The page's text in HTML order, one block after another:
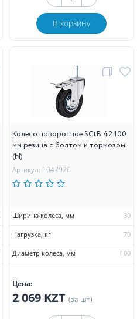
В корзину
Колесо поворотное SCtB 42 100
мм резина с болтом и тормозом
(N)
Артикул: 1047926
Ширина колеса, мм 30
Нагрузка, кг 70
Диаметр колеса, мм 100
Цена:
2 069 KZT (за шт)